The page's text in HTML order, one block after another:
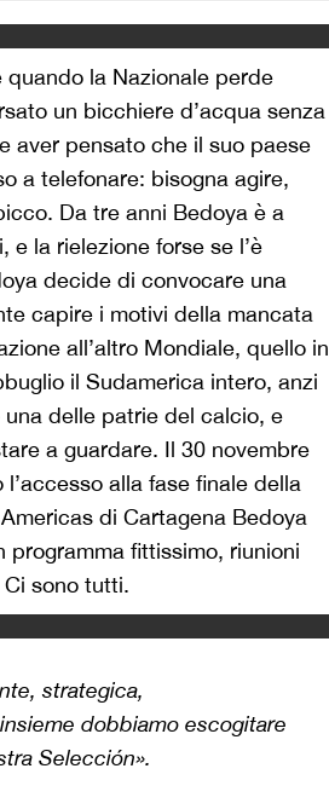
la Nazionale perde
un bicchiere d’acqua senza
aver pensato che il suo paese
a telefonare: bisogna agire,
Da tre anni Bedoya è a
la rielezione forse se l’è
decide di convocare una
capire i motivi della mancata
all’altro Mondiale, quello in
il Sudamerica intero, anzi
delle patrie del calcio, e
a guardare. Il 30 novembre
alla fase finale della
di Cartagena Bedoya
programma fittissimo, riunioni
sono tutti.
strategica,
dobbiamo escogitare
Selección».